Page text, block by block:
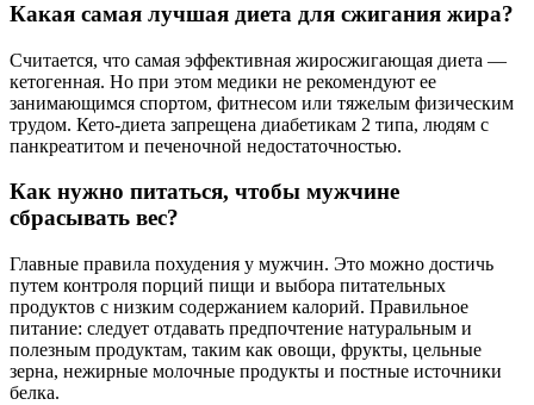
Какая самая лучшая диета для сжигания жира?
Считается, что самая эффективная жиросжигающая диета —
кетогенная. Но при этом медики не рекомендуют ее
занимающимся спортом, фитнесом или тяжелым физическим
трудом. Кето-диета запрещена диабетикам 2 типа, людям с
панкреатитом и печеночной недостаточностью.
Как нужно питаться, чтобы мужчине
сбрасывать вес?
Главные правила похудения у мужчин. Это можно достичь
путем контроля порций пищи и выбора питательных
продуктов с низким содержанием калорий. Правильное
питание: следует отдавать предпочтение натуральным и
полезным продуктам, таким как овощи, фрукты, цельные
зерна, нежирные молочные продукты и постные источники
белка.